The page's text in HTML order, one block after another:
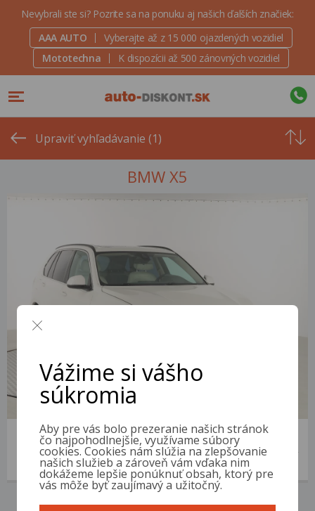
Nevybrali ste si? Pozrite sa na ponuku aj našich ďalších značiek:
AAA AUTO
Vyberajte až z 15 000 ojazdených vozidiel
Mototechna
K dispozícii až 500 zánovných vozidiel
Upraviť vyhľadávanie (1)
ceny
BMW X5
BMW X5
2015 | 226 865 km | Diesel | xDrive40d | VIN: WBAKS610400N57432
6 700 € od 26 €/mes.
Vážime si vášho
súkromia
Aby pre vás bolo prezeranie našich stránok
čo najpohodlnejšie, využívame súbory
cookies. Cookies nám slúžia na zlepšovanie
našich služieb a zároveň vám vďaka nim
dokážeme lepšie ponúknuť obsah, ktorý pre
vás môže byť zaujímavý a užitočný.